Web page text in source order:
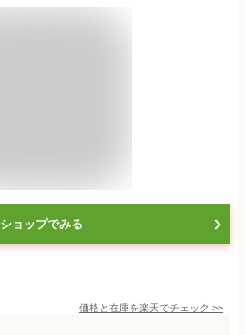
ショップでみる
価格と在庫を楽天でチェック >>